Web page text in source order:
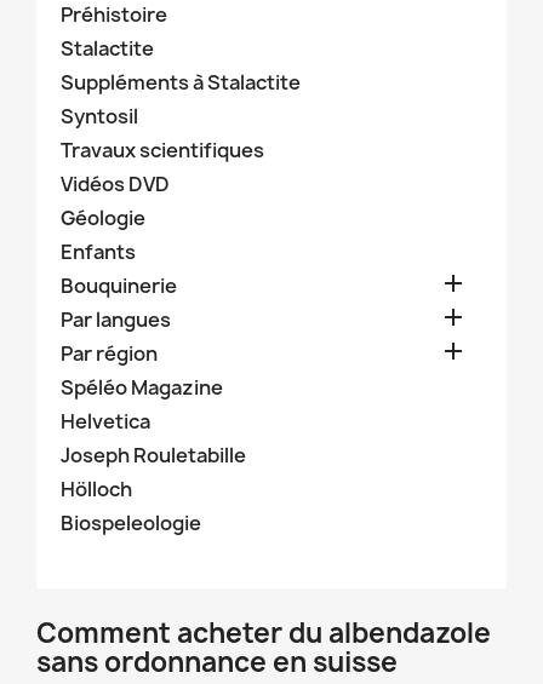
Préhistoire
Stalactite
Suppléments à Stalactite
Syntosil
Travaux scientifiques
Vidéos DVD
Géologie
Enfants
Bouquinerie

Par langues 
Par région 
Spéléo Magazine
Helvetica
Joseph Rouletabille
Hölloch
Biospeleologie
Comment acheter du albendazole
sans ordonnance en suisse